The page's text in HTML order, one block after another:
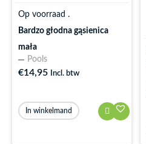
Op voorraad .
Bardzo głodna gąsienica
mała
Pools
€14,95 Incl. btw
In winkelmand